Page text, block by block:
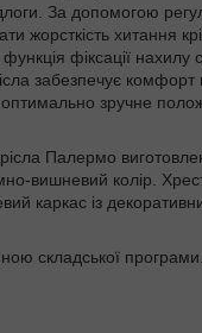
За допомогою
жорсткість хитання
фіксації нахилу
забезпечує комфорт
зручне
Палермо
вишневий колір.
каркас із
складської